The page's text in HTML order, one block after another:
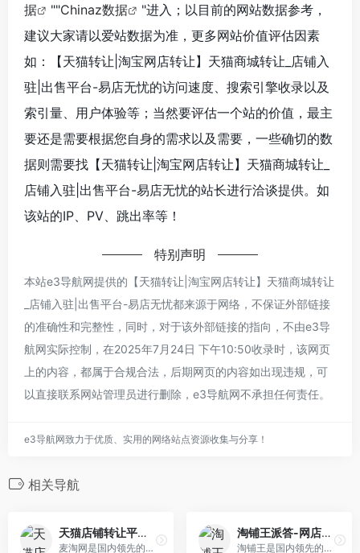
据
""Chinaz数据
"进入；以目前的网站数据参考，
建议大家请以爱站数据为准，更多网站价值评估因素
如：【天猫转让|淘宝网店转让】天猫商城转让_店铺入
驻|出售平台-易店无忧的访问速度、搜索引擎收录以及
索引量、用户体验等；当然要评估一个站的价值，最主
要还是需要根据您自身的需求以及需要，一些确切的数
据则需要找【天猫转让|淘宝网店转让】天猫商城转让_
店铺入驻|出售平台-易店无忧的站长进行洽谈提供。如
该站的IP、PV、跳出率等！
特别声明
本站e3导航网提供的【天猫转让|淘宝网店转让】天猫商城转让
_店铺入驻|出售平台-易店无忧都来源于网络，不保证外部链接
的准确性和完整性，同时，对于该外部链接的指向，不由e3导
航网实际控制，在2025年7月24日 下午10:50收录时，该网页
上的内容，都属于合规合法，后期网页的内容如出现违规，可
以直接联系网站管理员进行删除，e3导航网不承担任何责任。
e3导航网致力于优质、实用的网络站点资源收集与分享！
相关导航
天猫店铺转让平台_淘宝店铺转让出售买卖交易_网店转让平台-麦淘网
麦淘网是国内领先的网店转让平台,涵盖天猫店铺转让、淘宝店铺转让、京东店铺转让等,同时提供代入驻、代运营等多项服务,累计服务客户超50万家,买卖网店就上麦淘网。
淘铺王派答-网店转让平台,天猫转让,淘宝店铺转让,网店出售购买入驻交易
淘铺王是国内领先的网店转让平台，提供天猫店铺转让,淘宝店铺转让,天猫代入驻,网店转让等业务。为广大卖家提供全网在售海量天猫店铺转让资源,以专注于淘宝,天猫过户出售入驻转让交易于一体的综合服务。